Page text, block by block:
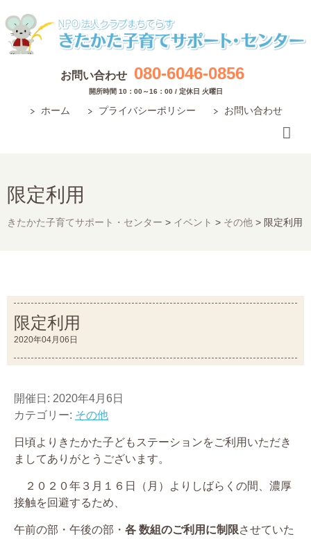
お問い合わせ 080-6046-0856
開所時間 10：00～16：00 / 定休日 火曜日
ホーム プライバシーポリシー お問い合わせ
限定利用
きたかた子育てサポート・センター > イベント > その他 > 限定利用
限定利用
2020年04月06日
開催日: 2020年4月6日
カテゴリー: その他
日頃よりきたかた子どもステーションをご利用いただき
ましてありがとうございます。
２０２０年３月１６日（月）よりしばらくの間、濃厚
接触を回避するため、
午前の部・午後の部・ 各 数組のご利用に制限させていた